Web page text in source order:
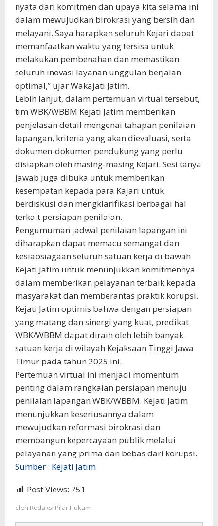
nyata dari komitmen dan upaya kita selama ini
dalam mewujudkan birokrasi yang bersih dan
melayani. Saya harapkan seluruh Kejari dapat
memanfaatkan waktu yang tersisa untuk
melakukan pembenahan dan memastikan
seluruh inovasi layanan unggulan berjalan
optimal,” ujar Wakajati Jatim.
Lebih lanjut, dalam pertemuan virtual tersebut,
tim WBK/WBBM Kejati Jatim memberikan
penjelasan detail mengenai tahapan penilaian
lapangan, kriteria yang akan dievaluasi, serta
dokumen-dokumen pendukung yang perlu
disiapkan oleh masing-masing Kejari. Sesi tanya
jawab juga dibuka untuk memberikan
kesempatan kepada para Kajari untuk
berdiskusi dan mengklarifikasi berbagai hal
terkait persiapan penilaian.
Pengumuman jadwal penilaian lapangan ini
diharapkan dapat memacu semangat dan
kesiapsiagaan seluruh satuan kerja di bawah
Kejati Jatim untuk menunjukkan komitmennya
dalam memberikan pelayanan terbaik kepada
masyarakat dan memberantas praktik korupsi.
Kejati Jatim optimis bahwa dengan persiapan
yang matang dan sinergi yang kuat, predikat
WBK/WBBM dapat diraih oleh lebih banyak
satuan kerja di wilayah Kejaksaan Tinggi Jawa
Timur pada tahun 2025 ini.
Pertemuan virtual ini menjadi momentum
penting dalam rangkaian persiapan menuju
penilaian lapangan WBK/WBBM. Kejati Jatim
menunjukkan keseriusannya dalam
mewujudkan reformasi birokrasi dan
membangun kepercayaan publik melalui
pelayanan yang prima dan bebas dari korupsi.
Sumber : Kejati Jatim
Post Views: 751
oleh Redaksi Pilar Hukum